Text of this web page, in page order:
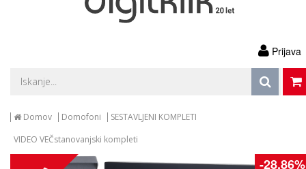
Prijava
Domov Domofoni
SESTAVLJENI KOMPLETI
VIDEO VEČstanovanjski kompleti
-28,86%